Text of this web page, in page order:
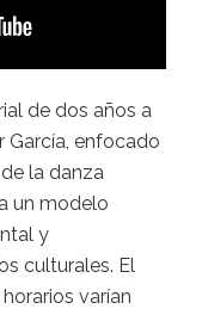
de dos años a
García, enfocado
la danza
un modelo
y
culturales. El
varían